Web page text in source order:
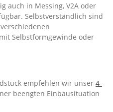
auch in Messing, V2A oder
Selbstverständlich sind
Selbstformgewinde oder
empfehlen wir unser 4-
beengten Einbausituation